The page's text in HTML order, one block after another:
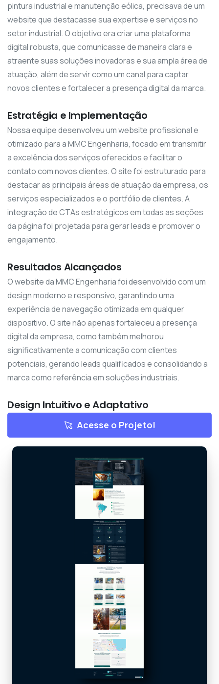
pintura industrial e manutenção eólica, precisava de um
website que destacasse sua expertise e serviços no
setor industrial. O objetivo era criar uma plataforma
digital robusta, que comunicasse de maneira clara e
atraente suas soluções inovadoras e sua ampla área de
atuação, além de servir como um canal para captar
novos clientes e fortalecer a presença digital da marca.
Estratégia e Implementação
Nossa equipe desenvolveu um website profissional e
otimizado para a MMC Engenharia, focado em transmitir
a excelência dos serviços oferecidos e facilitar o
contato com novos clientes. O site foi estruturado para
destacar as principais áreas de atuação da empresa, os
serviços especializados e o portfólio de clientes. A
integração de CTAs estratégicos em todas as seções
da página foi projetada para gerar leads e promover o
engajamento.
Resultados Alcançados
O website da MMC Engenharia foi desenvolvido com um
design moderno e responsivo, garantindo uma
experiência de navegação otimizada em qualquer
dispositivo. O site não apenas fortaleceu a presença
digital da empresa, como também melhorou
significativamente a comunicação com clientes
potenciais, gerando leads qualificados e consolidando a
marca como referência em soluções industriais.
Design Intuitivo e Adaptativo
Acesse o Projeto!